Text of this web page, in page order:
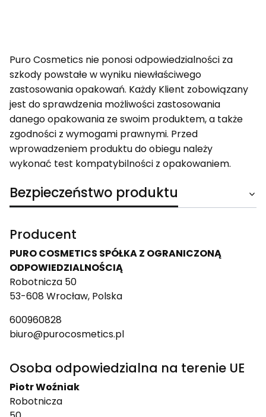
Puro Cosmetics nie ponosi odpowiedzialności za
szkody powstałe w wyniku niewłaściwego
zastosowania opakowań. Każdy Klient zobowiązany
jest do sprawdzenia możliwości zastosowania
danego opakowania ze swoim produktem, a także
zgodności z wymogami prawnymi. Przed
wprowadzeniem produktu do obiegu należy
wykonać test kompatybilności z opakowaniem.
Bezpieczeństwo produktu
Producent
PURO COSMETICS SPÓŁKA Z OGRANICZONĄ
ODPOWIEDZIALNOŚCIĄ
Robotnicza 50
53-608 Wrocław, Polska
600960828
biuro@purocosmetics.pl
Osoba odpowiedzialna na terenie UE
Piotr Woźniak
Robotnicza